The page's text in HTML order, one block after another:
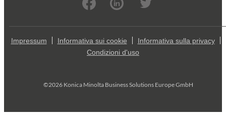
Impressum Informativa sui cookie
Informativa sulla privacy
Condizioni d'uso
©2026 Konica Minolta Business Solutions Europe GmbH